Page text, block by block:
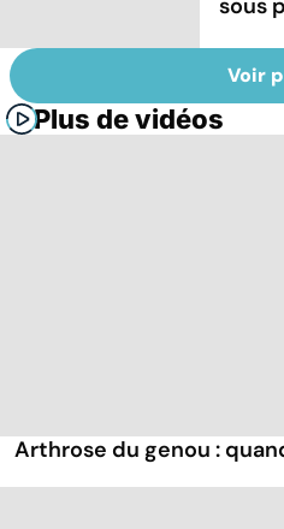
Voir
Plus de vidéos
Arthrose du genou :